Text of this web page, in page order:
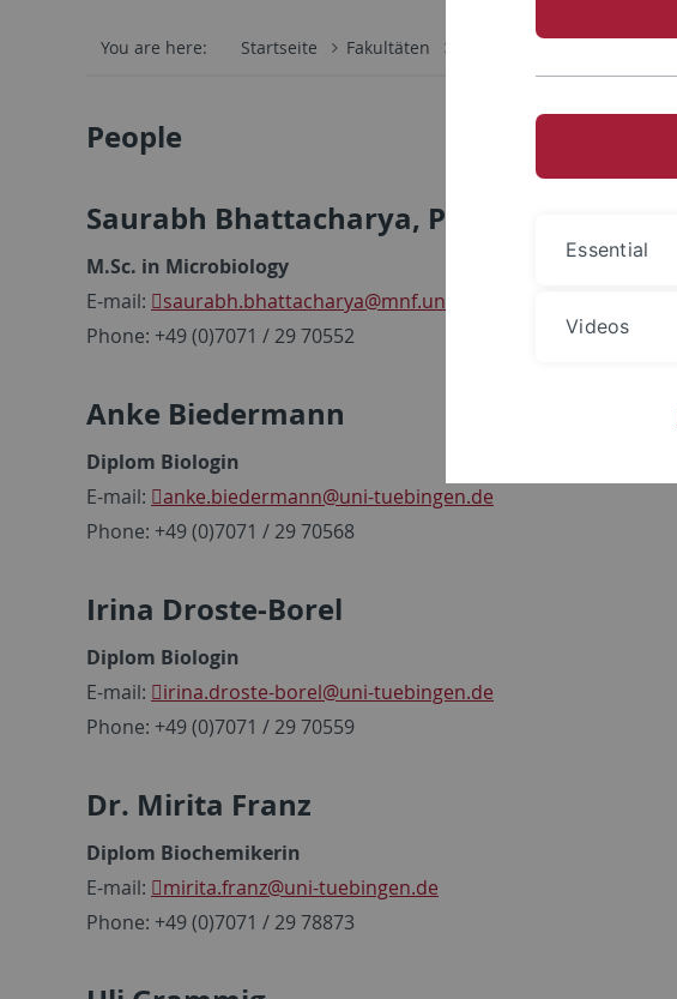
You are here: Startseite Fakultäten
People
Saurabh Bhattacharya, Ph.D.
M.Sc. in Microbiology
E-mail:
saurabh.bhattacharya@mnf.uni-tuebingen.de
Phone: +49 (0)7071 / 29 70552
Anke Biedermann
Diplom Biologin
E-mail:
anke.biedermann@uni-tuebingen.de
Phone: +49 (0)7071 / 29 70568
Irina Droste-Borel
Diplom Biologin
E-mail:
irina.droste-borel@uni-tuebingen.de
Phone: +49 (0)7071 / 29 70559
Dr. Mirita Franz
Diplom Biochemikerin
E-mail:
mirita.franz@uni-tuebingen.de
Phone: +49 (0)7071 / 29 78873
Essential
Videos